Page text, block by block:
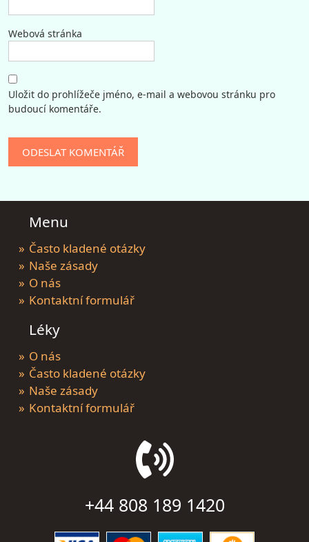
Webová stránka
Uložit do prohlížeče jméno, e-mail a webovou stránku pro
budoucí komentáře.
Menu
Často kladené otázky
Naše zásady
O nás
Kontaktní formulář
Léky
O nás
Často kladené otázky
Naše zásady
Kontaktní formulář
+44 808 189 1420